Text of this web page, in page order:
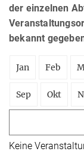
der einzelnen
bekannt
Jan Feb
Sep Okt
Keine